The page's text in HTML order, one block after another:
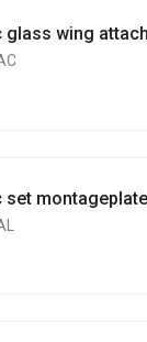
glass wing
set